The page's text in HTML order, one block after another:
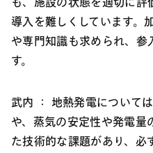
導入を難しくしています。
や専門知識も求められ、参
す。
武内 ： 地熱発電について
や、蒸気の安定性や発電量
た技術的な課題があり、必